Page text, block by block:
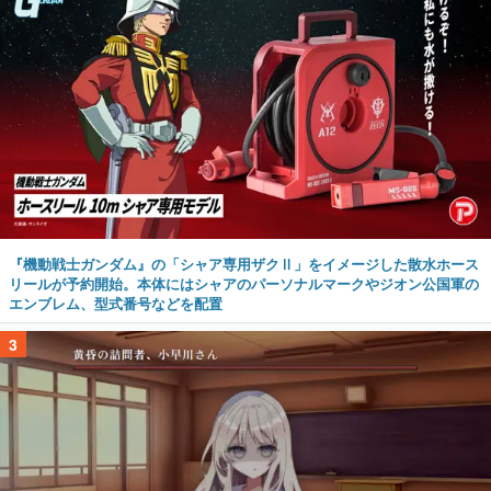
『機動戦士ガンダム』の「シャア専用ザクⅡ」をイメージした散水ホース
リールが予約開始。本体にはシャアのパーソナルマークやジオン公国軍の
エンブレム、型式番号などを配置
3